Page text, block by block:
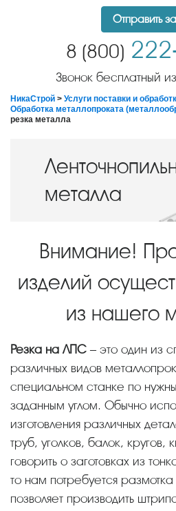
Отправить
8 (800)
Звонок бесплатный
НикаСтрой > Услуги поставки и
Обработка металлопроката
резка металла
металла
Внимание! Производство
изделий
из нашего
Резка на ЛПС – это один из
различных видов
специальном станке по
заданным углом. Обычно
изготовления различных
труб, уголков, балок, кругов,
говорить о заготовках из
то нам потребуется
позволяет производить